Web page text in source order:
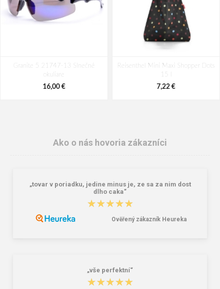
Granite 5 21747-13 Slnečné
okuliare
16,00 €
Reisenthel Mini Maxi Shopper Dots
15 l
7,22 €
Lee Cooper LCW-26-07-4152M
Demar Detské gumáky zateplené
Ako o nás hovoria zákazníci
„tovar v poriadku, jedine minus je, ze sa za nim dost
dlho caka“
★★★★★
★★★★★
Ověřený zákazník Heureka
„vše perfektní“
★★★★★
★★★★★